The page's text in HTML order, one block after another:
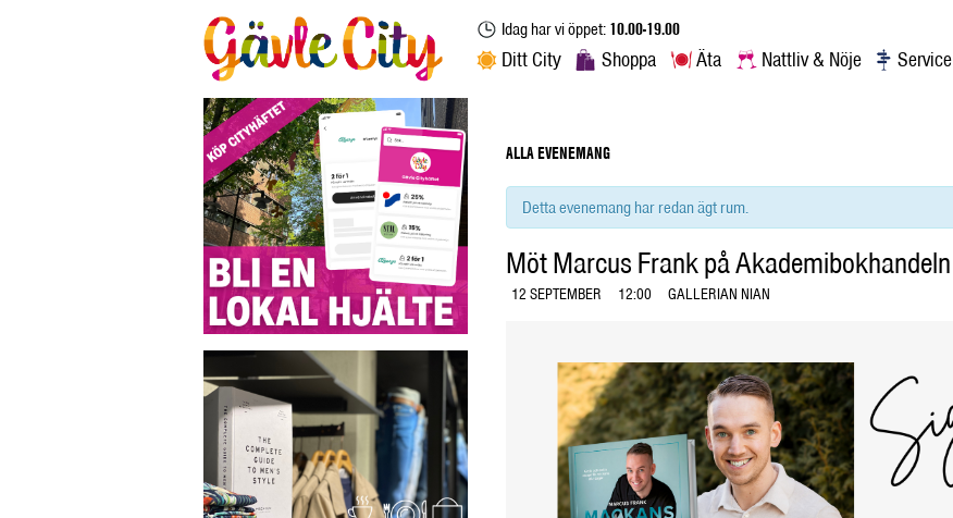
Idag har vi öppet:10.00-19.00
Ditt City Shoppa Äta Nattliv & Nöje Service
ALLA EVENEMANG
Detta evenemang har redan ägt rum.
Möt Marcus Frank på Akademibokhandeln
12 SEPTEMBER 12:00 GALLERIAN NIAN